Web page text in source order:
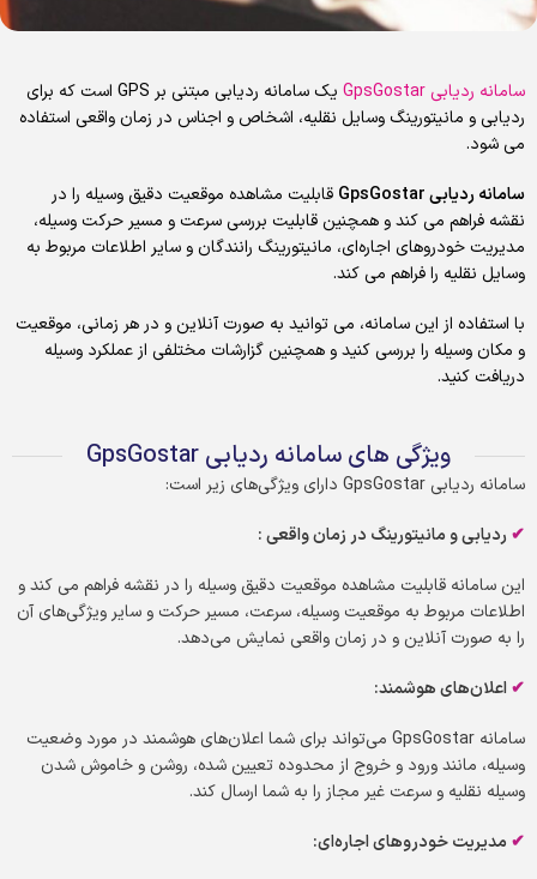
سامانه ردیابی GpsGostar
یک سامانه ردیابی مبتنی بر GPS است که برای
ردیابی و مانیتورینگ وسایل نقلیه، اشخاص و اجناس در زمان واقعی استفاده
می شود.
سامانه ردیابی
قابلیت مشاهده موقعیت دقیق وسیله را در
نقشه فراهم می کند و همچنین قابلیت بررسی سرعت و مسیر حرکت وسیله،
مدیریت خودروهای اجاره‌ای، مانیتورینگ رانندگان و سایر اطلاعات مربوط به
وسایل نقلیه را فراهم می کند.
با استفاده از این سامانه، می توانید به صورت آنلاین و در هر زمانی، موقعیت
و مکان وسیله را بررسی کنید و همچنین گزارشات مختلفی از عملکرد وسیله
دریافت کنید.
ویژگی های سامانه ردیابی GpsGostar
سامانه ردیابی GpsGostar دارای ویژگی‌های زیر است:
✔ ردیابی و مانیتورینگ در زمان واقعی:
این سامانه قابلیت مشاهده موقعیت دقیق وسیله را در نقشه فراهم می کند و
اطلاعات مربوط به موقعیت وسیله، سرعت، مسیر حرکت و سایر ویژگی‌های آن
را به صورت آنلاین و در زمان واقعی نمایش می‌دهد.
✔اعلان‌های هوشمند:
سامانه GpsGostar می‌تواند برای شما اعلان‌های هوشمند در مورد وضعیت
وسیله، مانند ورود و خروج از محدوده تعیین شده، روشن و خاموش شدن
وسیله نقلیه و سرعت غیر مجاز را به شما ارسال کند.
✔ مدیریت خودروهای اجاره‌ای: